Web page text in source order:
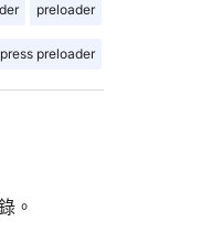
preloader
preloader
。